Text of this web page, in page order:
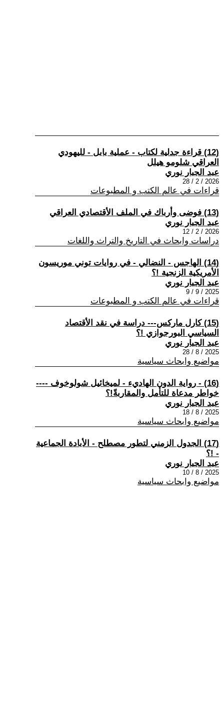
(12) قراءة جدلية لكتاب - عملية بابل - لليهودي
العراقي شلومو هيلل
عبد الجبار نوري
2026 / 2 / 28
قراءات في عالم الكتب و المطبوعات
(13) فوضى وأرباك في الملف الأقتصادي العراقي
عبد الجبار نوري
2026 / 2 / 12
دراسات وابحاث في التاريخ والتراث واللغات
(14) الهاجس - النضالي - في روايات توني موريسون
الأمريكية الزنجية !؟
عبد الجبار نوري
2025 / 9 / 9
قراءات في عالم الكتب و المطبوعات
(15) كارل ماركس--- دراسة في نقد الأقتصاد
السياسي البورجوازي !؟
عبد الجبار نوري
2025 / 8 / 28
مواضيع وابحاث سياسية
(16) - رواية الدون الهاديء - لميخائيل شولوخوف ----
خواطر مدعاة للتأمل والمقاربةّ!؟
عبد الجبار نوري
2025 / 8 / 18
مواضيع وابحاث سياسية
(17) الجدول الزمني لتطور مصطلح - الأبادة الجماعية
- !؟
عبد الجبار نوري
2025 / 8 / 10
مواضيع وابحاث سياسية